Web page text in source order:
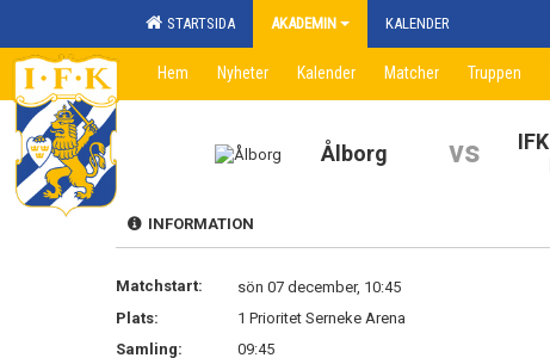
STARTSIDA AKADEMIN KALENDER
Hem Nyheter Kalender Matcher Truppen
Ålborg vs
INFORMATION
Matchstart:
sön 07 december, 10:45
Plats:
1 Prioritet Serneke Arena
Samling:
09:45